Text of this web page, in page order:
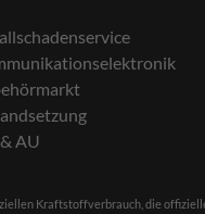
AU
Kraftstoffverbrauch, die